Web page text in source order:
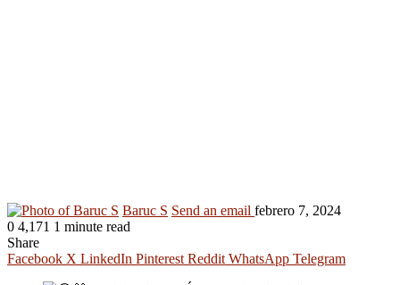
Baruc S Send an email febrero 7, 2024
0 4,171 1 minute read
Share
Facebook X LinkedIn Pinterest Reddit WhatsApp Telegram